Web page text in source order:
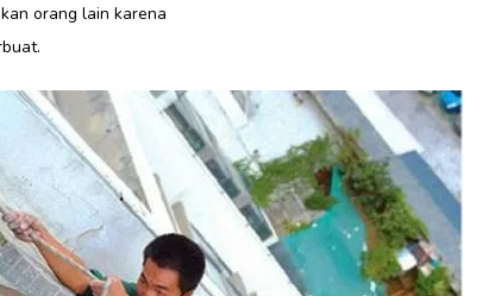
orang lain karena